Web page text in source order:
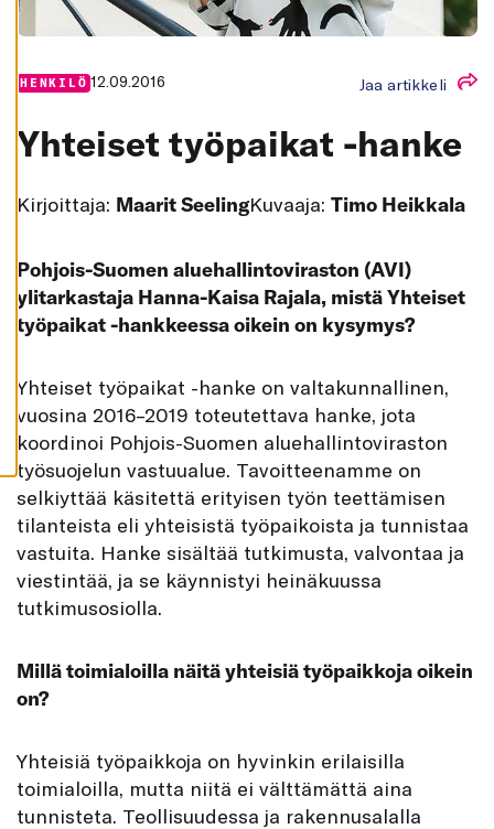
K
K
I
Y
S
Y
I
K
K
I
E
V
T
E
HENKILÖ 12.09.2016 Jaa artikkeli
Yhteiset työpaikat -hanke
Kirjoittaja: Maarit SeelingKuvaaja: Timo Heikkala
Pohjois-Suomen aluehallintoviraston (AVI)
ylitarkastaja Hanna-Kaisa Rajala, mistä Yhteiset
työpaikat -hankkeessa oikein on kysymys?
Yhteiset työpaikat -hanke on valtakunnallinen,
vuosina 2016–2019 toteutettava hanke, jota
koordinoi Pohjois-Suomen aluehallintoviraston
työsuojelun vastuualue. Tavoitteenamme on
selkiyttää käsitettä erityisen työn teettämisen
tilanteista eli yhteisistä työpaikoista ja tunnistaa
vastuita. Hanke sisältää tutkimusta, valvontaa ja
viestintää, ja se käynnistyi heinäkuussa
tutkimusosiolla.
Millä toimialoilla näitä yhteisiä työpaikkoja oikein
on?
Yhteisiä työpaikkoja on hyvinkin erilaisilla
toimialoilla, mutta niitä ei välttämättä aina
tunnisteta. Teollisuudessa ja rakennusalalla